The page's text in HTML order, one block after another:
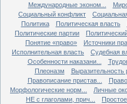
Международные эконом...
Социальный конфликт
Политика
Политическая власть
Политические партии
Понятие «право»
Источники
Исполнительная власть
Судебная
Особенности наказани...
Плеоназм
Выразительность
Правописание пристав...
Морфологические норм...
Личные
НЕ с глаголами, прич...